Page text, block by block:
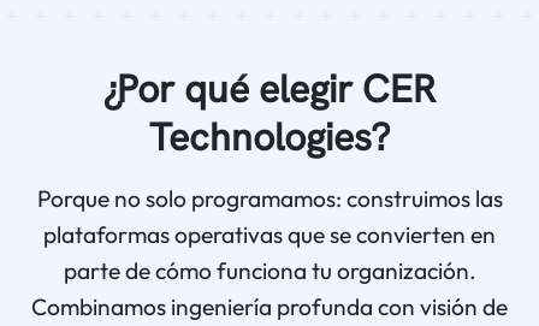
¿Por qué elegir CER
Technologies?
Porque no solo programamos: construimos las
plataformas operativas que se convierten en
parte de cómo funciona tu organización.
Combinamos ingeniería profunda con visión de